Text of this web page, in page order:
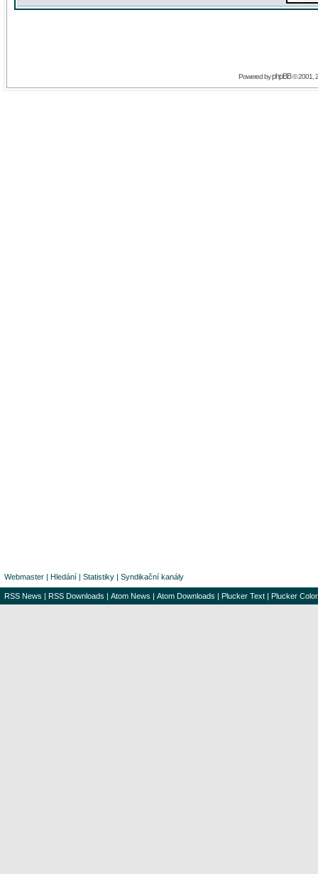
Powered byphpBB© 2001,
Webmaster | Hledání | Statistiky | Syndikační kanály
RSS News | RSS Downloads | Atom News | Atom Downloads | Plucker Text | Plucker Color